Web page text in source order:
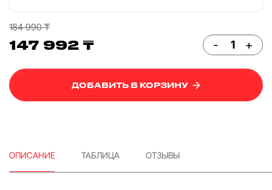
184 990 ₸
147 992 ₸ - +
ДОБАВИТЬ В КОРЗИНУ
ОПИСАНИЕ ТАБЛИЦА ОТЗЫВЫ